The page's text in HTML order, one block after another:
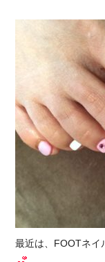
最近は、FOOTネイ